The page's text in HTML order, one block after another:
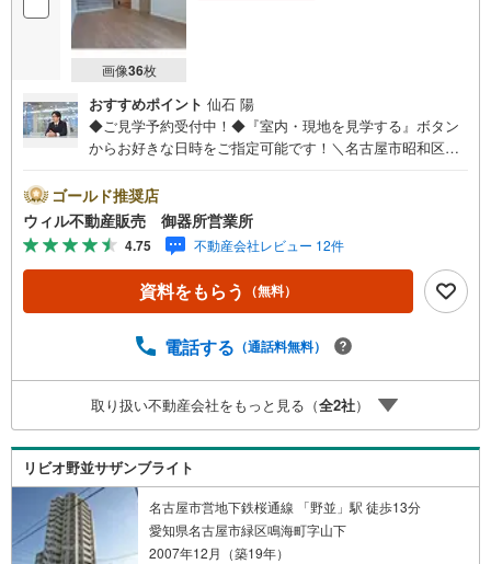
画像36枚
おすすめポイント 仙石 陽
◆ご見学予約受付中！◆『室内・現地を見学する』ボタン
からお好きな日時をご指定可能です！＼名古屋市昭和区、
名古屋市昭和区、天白区の直接のご売却依頼を数多くいた
だいている不動産仲介会社です。ネット上で分かる立地環
境はもちろん、過去にお任せいただいたお客様に現地の生
の声をもとに住戸環境を提案致します。＼平日のお住まい
探しの方へ/弊社では平日にご内覧・契約など平日にお住ま
い探しをされるお客様にサービスをご用意しています。＼
ています。事前にご予約頂きましたら営業時間外でのご内
ある方へ/不動産業者間で不動産情報が共有されているの
で、名古屋市全域や、その他隣接エリアでもご内覧が可能
です！ 【御器所営業所】○地下鉄桜通線、鶴舞線「御器
所」駅徒歩1分○お子様が遊べるキッズスペースあり○定休
日ございません
ゴールド推奨店
ウィル不動産販売 御器所営業所
4.75 不動産会社レビュー 12件
資料をもらう （無料）
電話する （通話料無料）
取り扱い不動産会社をもっと見る（全2社）
リビオ野並サザンブライト
名古屋市営地下鉄桜通線 「野並」駅 徒歩13分
愛知県名古屋市緑区鳴海町字山下
2007年12月（築19年）